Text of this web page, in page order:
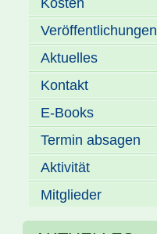
Kosten
Veröffentlichungen
Aktuelles
Kontakt
E-Books
Termin absagen
Aktivität
Mitglieder